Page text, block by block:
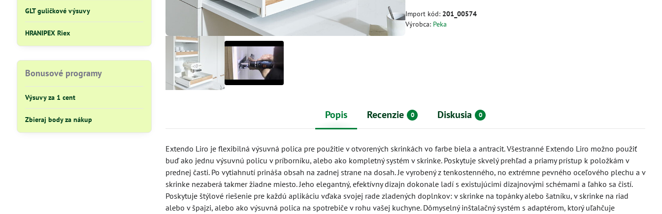
Import kód: 201_00574
Výrobca: Peka
Popis Recenzie 0 Diskusia 0
Extendo Liro je flexibilná výsuvná polica pre použitie v otvorených skrinkách vo farbe biela a antracit. Všestranné Extendo Liro možno použiť
buď ako jednu výsuvnú policu v príborníku, alebo ako kompletný systém v skrinke. Poskytuje skvelý prehľad a priamy prístup k položkám v
prednej časti. Po vytiahnutí prináša obsah na zadnej strane na dosah. Je vyrobený z tenkostenného, no extrémne pevného oceľového plechu a v
skrinke nezaberá takmer žiadne miesto. Jeho elegantný, efektívny dizajn dokonale ladí s existujúcimi dizajnovými schémami a ľahko sa čistí.
Poskytuje štýlové riešenie pre každú aplikáciu vďaka svojej rade zladených doplnkov: v skrinke na topánky alebo šatníku, v skrinke na riad
alebo v špajzi, alebo ako výsuvná polica na spotrebiče v rohu vašej kuchyne. Dômyselný inštalačný systém s adaptérom, ktorý uľahčuje
GLT guličkové výsuvy
HRANIPEX Riex
Bonusové programy
Výsuvy za 1 cent
Zbieraj body za nákup